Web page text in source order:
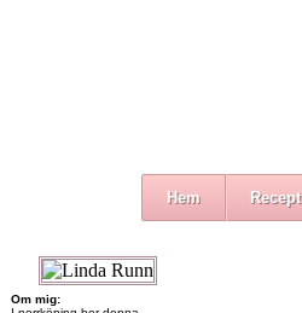
Hem Recept
Om mig: